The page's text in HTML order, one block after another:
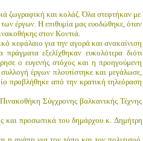
ζωγραφική και κολάζ. Όλα στεφτήκαν με
έργων. Η επιθυμία μας ευοδώθηκε, όταν
στον Κοντιά.
κεφάλαιο για την αγορά και ανακαίνιση
εξελίχθηκαν ευκολότερα διότι
ο ευγενής στόχος και η προηγούμενη
έργων πλουτίστηκε και μεγάλωσε,
προβλήθηκε από την κρατική τηλεόραση
Σύγχρονης βαλκανικής Τέχνης
και προσωπικά του δημάρχου κ. Δημήτρη